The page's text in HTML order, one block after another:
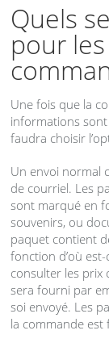
Quels
pour
Une fois que la
informations
faudra choisir
Un envoi normal
de courriel. Les
sont marqué en
souvenirs, ou
paquet contient
fonction d’où
consulter les prix
sera fourni par
soi envoyé. Les
la commande est